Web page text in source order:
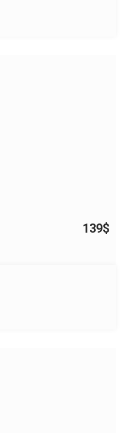
139$